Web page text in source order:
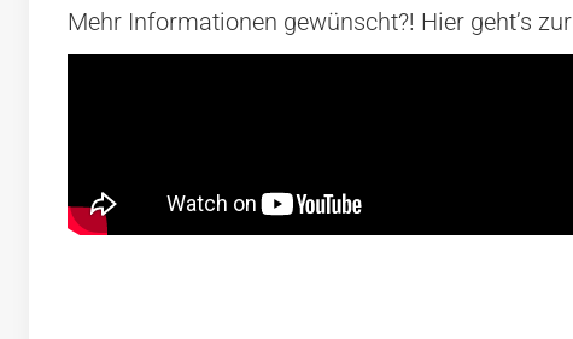
Mehr Informationen gewünscht?! Hier geht’s zur